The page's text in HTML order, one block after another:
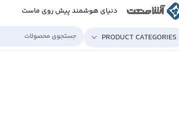
دنیای هوشمند پیش روی ماست
PRODUCT CATEGORIES